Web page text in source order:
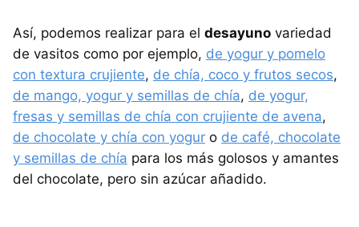
Así, podemos realizar para el desayuno variedad
de vasitos como por ejemplo, de yogur y pomelo
con textura crujiente, de chía, coco y frutos secos,
de mango, yogur y semillas de chía, de yogur,
fresas y semillas de chía con crujiente de avena,
de chocolate y chía con yogur o de café, chocolate
y semillas de chía para los más golosos y amantes
del chocolate, pero sin azúcar añadido.